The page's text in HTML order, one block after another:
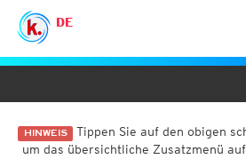
DE
HINWEIS Tippen Sie auf den obigen
um das übersichtliche Zusatzmenü